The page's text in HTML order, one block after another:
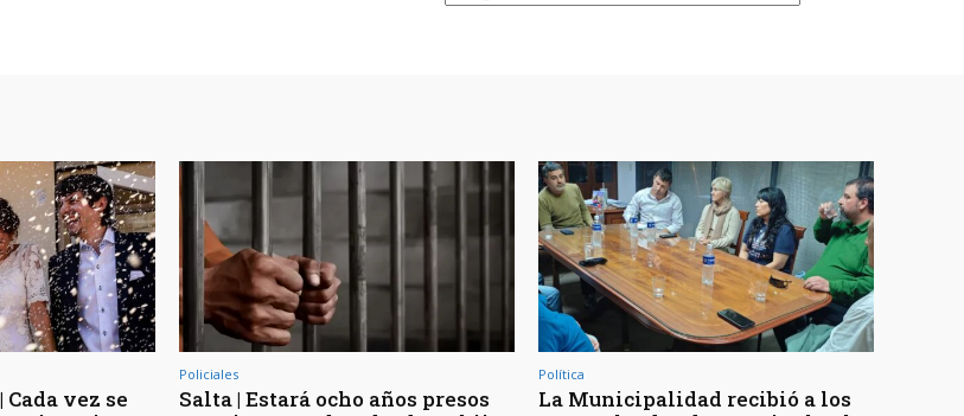
Cada vez se
Policiales
Salta | Estará ocho años presos
Política
La Municipalidad recibió a los